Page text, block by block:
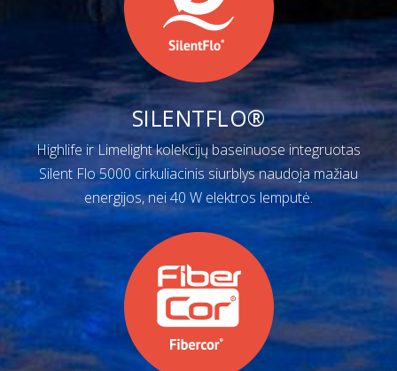
SILENTFLO®
Highlife ir Limelight kolekcijų baseinuose integruotas
Silent Flo 5000 cirkuliacinis siurblys naudoja mažiau
energijos, nei 40 W elektros lemputė.